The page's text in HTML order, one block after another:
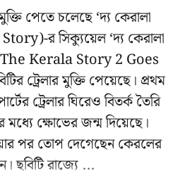
পেতে চলেছে ‘দ্য কেরালা
র সিক্যুয়েল ‘দ্য কেরালা
(The Kerala Story 2 Goes
ট্রেলার মুক্তি পেয়েছে। প্রথম
ট্রেলার ঘিরেও বিতর্ক তৈরি
ক্ষোভের জন্ম দিয়েছে।
পর তোপ দেগেছেন কেরলের
ছবিটি রাজ্যে ...